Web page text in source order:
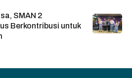
SMAN 2
Berkontribusi untuk